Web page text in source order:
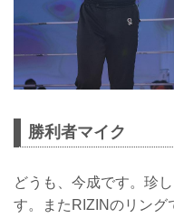
勝利者マイク
どうも、今成です。珍
す。またRIZINのリング